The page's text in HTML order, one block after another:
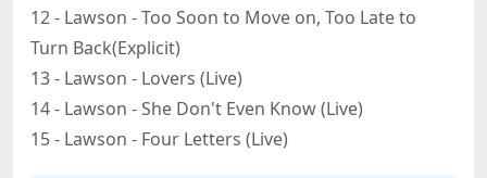
12 - Lawson - Too Soon to Move on, Too Late to
Turn Back(Explicit)
13 - Lawson - Lovers (Live)
14 - Lawson - She Don't Even Know (Live)
15 - Lawson - Four Letters (Live)